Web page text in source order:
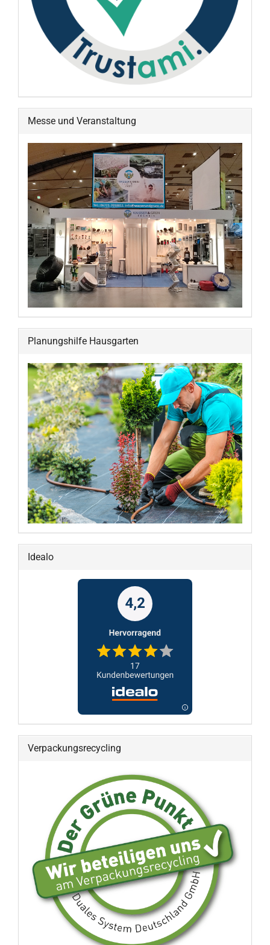
Messe und Veranstaltung
Planungshilfe Hausgarten
Idealo
Verpackungsrecycling